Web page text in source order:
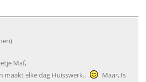
Maf,
maakt elke dag Huisswerk..
Maar, Is